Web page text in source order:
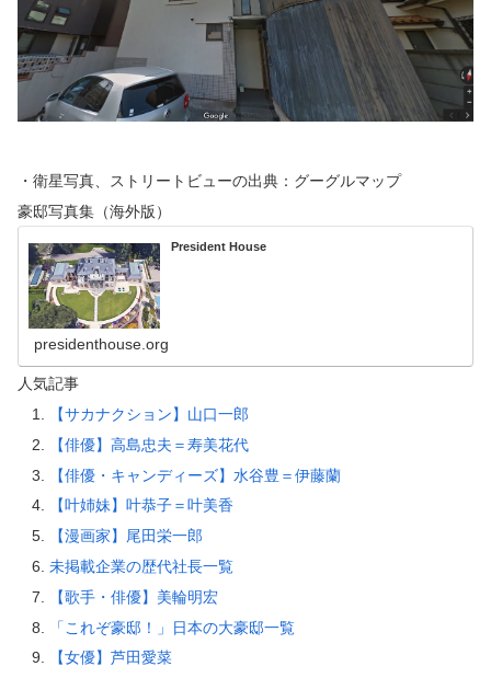
・衛星写真、ストリートビューの出典：グーグルマップ
豪邸写真集（海外版）
President House
presidenthouse.org
人気記事
【サカナクション】山口一郎
【俳優】高島忠夫＝寿美花代
【俳優・キャンディーズ】水谷豊＝伊藤蘭
【叶姉妹】叶恭子＝叶美香
【漫画家】尾田栄一郎
未掲載企業の歴代社長一覧
【歌手・俳優】美輪明宏
「これぞ豪邸！」日本の大豪邸一覧
【女優】芦田愛菜